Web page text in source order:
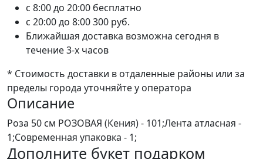
c 8:00 до 20:00 бесплатно
c 20:00 до 8:00300 руб.
Ближайшая доставка возможна сегодня в
течение 3-х часов
* Стоимость доставки в отдаленные районы или за
пределы города уточняйте у оператора
Описание
Роза 50 см РОЗОВАЯ (Кения) - 101;Лента атласная -
1;Современная упаковка - 1;
Дополните букет подарком